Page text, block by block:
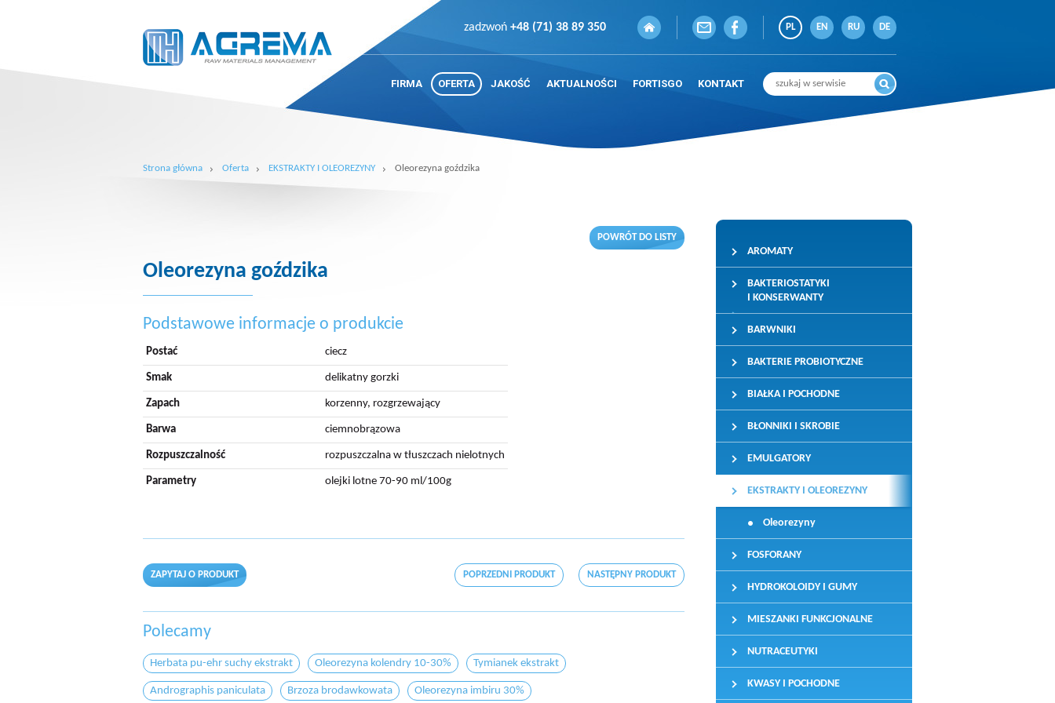
zadzwoń +48 (71) 38 89 350 PL EN RU DE
FIRMA OFERTA JAKOŚĆ AKTUALNOŚCI FORTISGO KONTAKT
Strona główna Oferta EKSTRAKTY I OLEOREZYNY Oleorezyna goździka
AROMATY
BAKTERIOSTATYKI
I KONSERWANTY
BARWNIKI
BAKTERIE PROBIOTYCZNE
BIAŁKA I POCHODNE
BŁONNIKI I SKROBIE
EMULGATORY
EKSTRAKTY I OLEOREZYNY
Oleorezyny
FOSFORANY
HYDROKOLOIDY I GUMY
MIESZANKI FUNKCJONALNE
NUTRACEUTYKI
KWASY I POCHODNE
POWRÓT DO LISTY
Oleorezyna goździka
Podstawowe informacje o produkcie
Postać ciecz
Smak delikatny gorzki
Zapach korzenny, rozgrzewający
Barwa ciemnobrązowa
Rozpuszczalność rozpuszczalna w tłuszczach nielotnych
Parametry olejki lotne 70-90 ml/100g
ZAPYTAJ O PRODUKT POPRZEDNI PRODUKT NASTĘPNY PRODUKT
Polecamy
Herbata pu-ehr suchy ekstrakt Oleorezyna kolendry 10-30% Tymianek ekstrakt
Andrographis paniculata Brzoza brodawkowata Oleorezyna imbiru 30%